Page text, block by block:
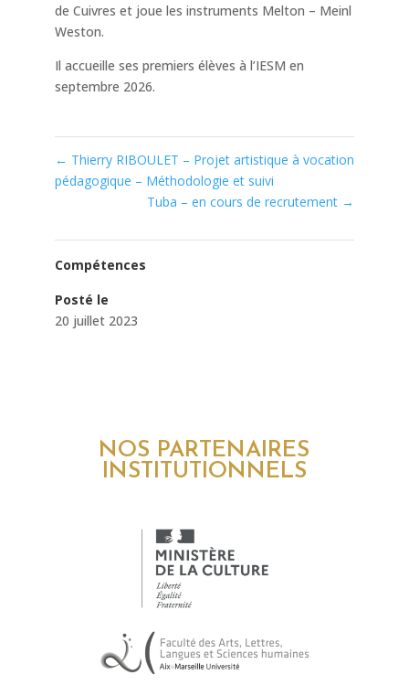
de Cuivres et joue les instruments Melton – Meinl
Weston.
Il accueille ses premiers élèves à l’IESM en
septembre 2026.
← Thierry RIBOULET – Projet artistique à vocation
pédagogique – Méthodologie et suivi
Tuba – en cours de recrutement →
Compétences
Posté le
20 juillet 2023
NOS PARTENAIRES
INSTITUTIONNELS